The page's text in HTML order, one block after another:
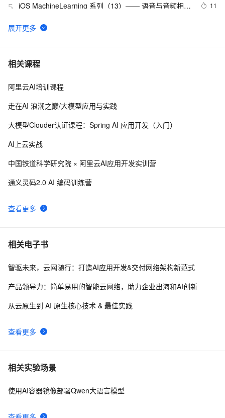
5 iOS MachineLearning 系列（13）—— 语音与音频相关
11
6 巨头逐鹿智能医疗，AI的下一个“蓝海”初露端倪
7 人工智能和机器人将成为数据中心最佳“伴侣”
8 【AI 场景】人工智能在自然语言理解方面的挑战和解决
能数据平台设计思路
10Llama 3.3：Meta AI 开源新的纯文本语言模型，专注于
相关课程
查看更多
阿里云AI培训课程
走在AI 浪潮之巅/大模型应用与实践
大模型Clouder认证课程：Spring AI 应用开发（入门）
AI上云实战
中国铁道科学研究院 × 阿里云AI应用开发实训营
通义灵码2.0 AI 编码训练营
相关电子书
查看更多
智驱未来，云网随行：打造AI应用开发&交付网络架构新范式
产品领导力：简单易用的智能云网络，助力企业出海和AI创新
从云原生到 AI 原生核心技术 & 最佳实践
相关实验场景
使用AI容器镜像部署Qwen大语言模型